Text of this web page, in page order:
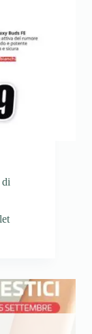
di